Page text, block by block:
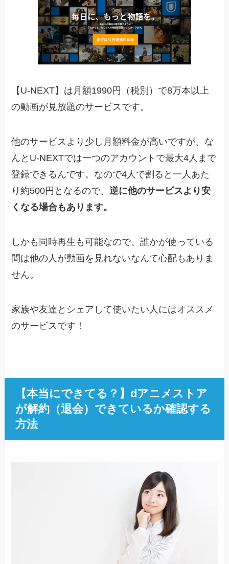
【U-NEXT】は月額1990円（税別）で8万本以上
の動画が見放題のサービスです。
他のサービスより少し月額料金が高いですが、な
んとU-NEXTでは一つのアカウントで最大4人まで
登録できるんです。なので4人で割ると一人あた
り約500円となるので、逆に他のサービスより安
くなる場合もあります。
しかも同時再生も可能なので、誰かが使っている
間は他の人が動画を見れないなんて心配もありま
せん。
家族や友達とシェアして使いたい人にはオススメ
のサービスです！
【本当にできてる？】dアニメストア
が解約（退会）できているか確認する
方法